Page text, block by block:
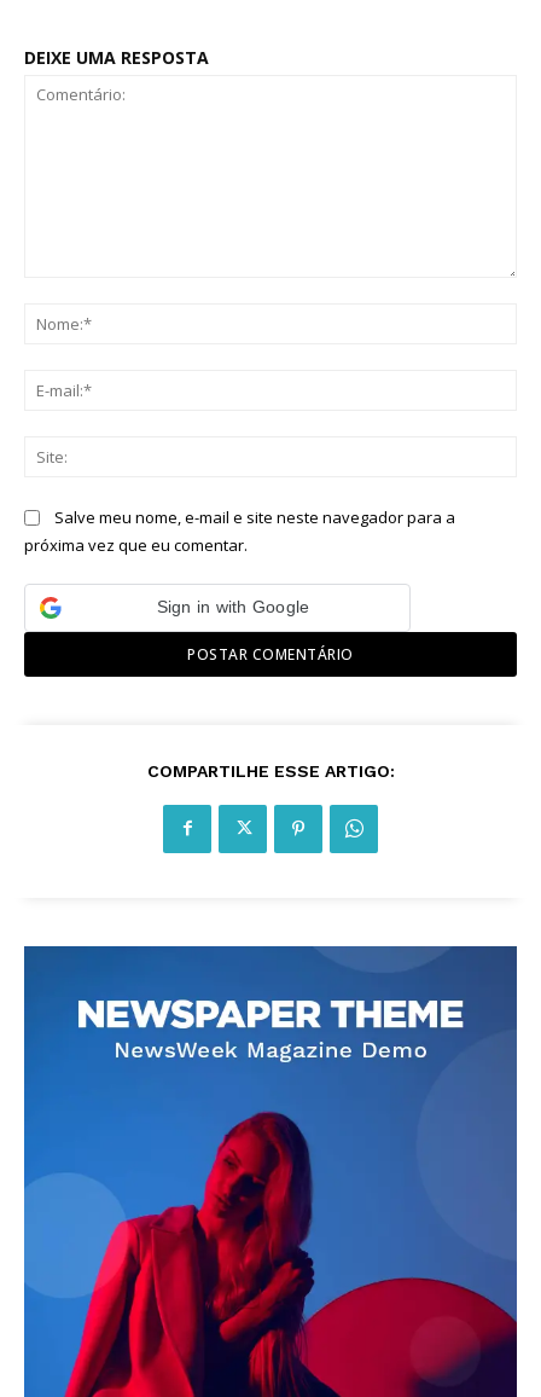
DEIXE UMA RESPOSTA
Salve meu nome, e-mail e site neste navegador para a
próxima vez que eu comentar.
Sign in with Google
COMPARTILHE ESSE ARTIGO: